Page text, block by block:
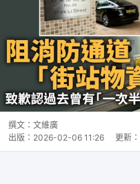
撰文： 文維廣
出版： 2026-02-06 11:26 更新：